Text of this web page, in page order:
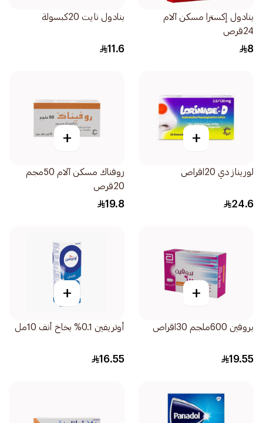
بنادول إكسترا مسكن آلام
24قرص
8
بنادول نايت 20كبسولة
11.6
+
لوريناز دي 20اقراص
24.6
+
روفناك مسكن آلام 50مجم
20قرص
19.8
+
بروفين 600ملجم 30اقراص
19.55
+
أوتريفين 0.1% بخاخ أنف 10مل
16.55